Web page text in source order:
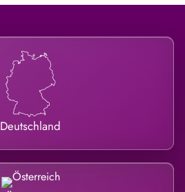
Deutschland